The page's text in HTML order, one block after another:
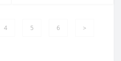
4 5 6 >